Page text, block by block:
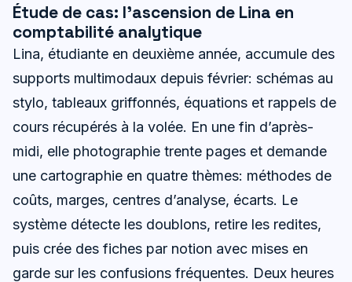
Étude de cas: l’ascension de Lina en
comptabilité analytique
Lina, étudiante en deuxième année, accumule des
supports multimodaux depuis février: schémas au
stylo, tableaux griffonnés, équations et rappels de
cours récupérés à la volée. En une fin d’après-
midi, elle photographie trente pages et demande
une cartographie en quatre thèmes: méthodes de
coûts, marges, centres d’analyse, écarts. Le
système détecte les doublons, retire les redites,
puis crée des fiches par notion avec mises en
garde sur les confusions fréquentes. Deux heures